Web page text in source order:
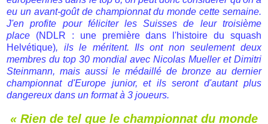
eu un avant-goût de championnat du monde cette semaine.
J'en profite pour féliciter les Suisses de leur troisième
place (NDLR : une première dans l'histoire du squash
Helvétique), ils le méritent. Ils ont non seulement deux
membres du top 30 mondial avec Nicolas Mueller et Dimitri
Steinmann, mais aussi le médaillé de bronze au dernier
championnat d'Europe junior, et ils seront d'autant plus
dangereux dans un format à 3 joueurs.
« Rien de tel que le championnat du monde